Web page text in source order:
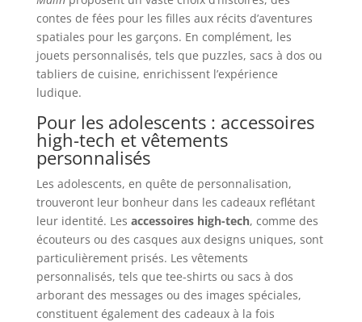
contes de fées pour les filles aux récits d’aventures
spatiales pour les garçons. En complément, les
jouets personnalisés, tels que puzzles, sacs à dos ou
tabliers de cuisine, enrichissent l’expérience
ludique.
Pour les adolescents : accessoires
high-tech et vêtements
personnalisés
Les adolescents, en quête de personnalisation,
trouveront leur bonheur dans les cadeaux reflétant
leur identité. Les accessoires high-tech, comme des
écouteurs ou des casques aux designs uniques, sont
particulièrement prisés. Les vêtements
personnalisés, tels que tee-shirts ou sacs à dos
arborant des messages ou des images spéciales,
constituent également des cadeaux à la fois